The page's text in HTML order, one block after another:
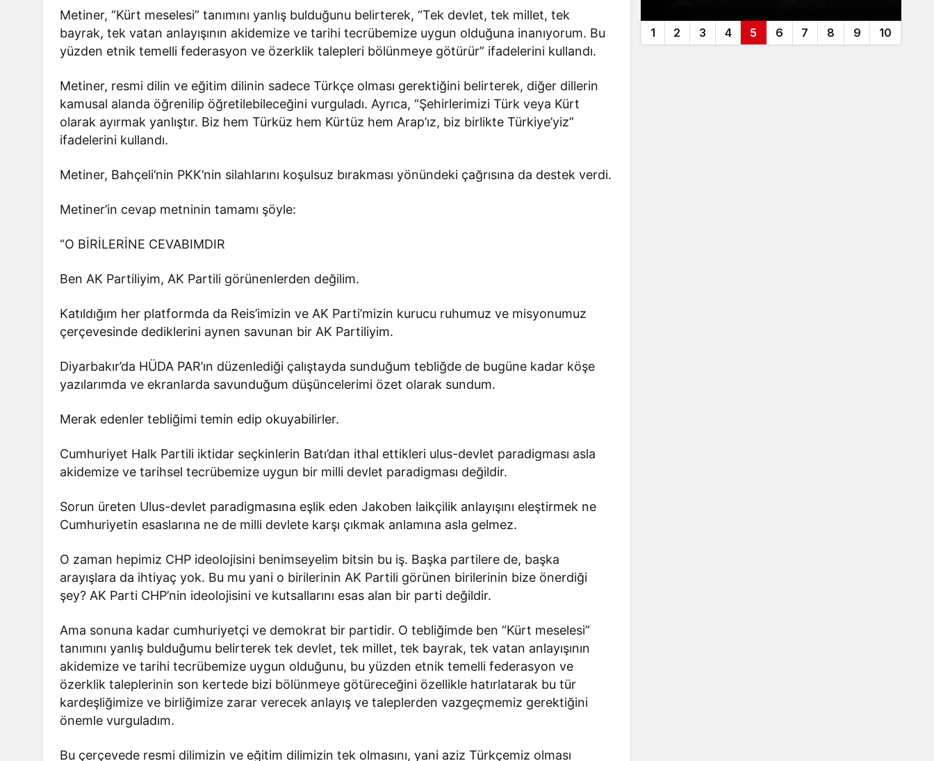
Metiner, “Kürt meselesi” tanımını yanlış bulduğunu belirterek, “Tek devlet, tek millet, tek
bayrak, tek vatan anlayışının akidemize ve tarihi tecrübemize uygun olduğuna inanıyorum. Bu
yüzden etnik temelli federasyon ve özerklik talepleri bölünmeye götürür” ifadelerini kullandı.
Metiner, resmi dilin ve eğitim dilinin sadece Türkçe olması gerektiğini belirterek, diğer dillerin
kamusal alanda öğrenilip öğretilebileceğini vurguladı. Ayrıca, “Şehirlerimizi Türk veya Kürt
olarak ayırmak yanlıştır. Biz hem Türküz hem Kürtüz hem Arap’ız, biz birlikte Türkiye’yiz”
ifadelerini kullandı.
Metiner, Bahçeli’nin PKK’nin silahlarını koşulsuz bırakması yönündeki çağrısına da destek verdi.
Metiner’in cevap metninin tamamı şöyle:
“O BİRİLERİNE CEVABIMDIR
Ben AK Partiliyim, AK Partili görünenlerden değilim.
Katıldığım her platformda da Reis’imizin ve AK Parti’mizin kurucu ruhumuz ve misyonumuz
çerçevesinde dediklerini aynen savunan bir AK Partiliyim.
Diyarbakır’da HÜDA PAR’ın düzenlediği çalıştayda sunduğum tebliğde de bugüne kadar köşe
yazılarımda ve ekranlarda savunduğum düşüncelerimi özet olarak sundum.
Merak edenler tebliğimi temin edip okuyabilirler.
Cumhuriyet Halk Partili iktidar seçkinlerin Batı’dan ithal ettikleri ulus-devlet paradigması asla
akidemize ve tarihsel tecrübemize uygun bir milli devlet paradigması değildir.
Sorun üreten Ulus-devlet paradigmasına eşlik eden Jakoben laikçilik anlayışını eleştirmek ne
Cumhuriyetin esaslarına ne de milli devlete karşı çıkmak anlamına asla gelmez.
O zaman hepimiz CHP ideolojisini benimseyelim bitsin bu iş. Başka partilere de, başka
arayışlara da ihtiyaç yok. Bu mu yani o birilerinin AK Partili görünen birilerinin bize önerdiği
şey? AK Parti CHP’nin ideolojisini ve kutsallarını esas alan bir parti değildir.
Ama sonuna kadar cumhuriyetçi ve demokrat bir partidir. O tebliğimde ben “Kürt meselesi”
tanımını yanlış bulduğumu belirterek tek devlet, tek millet, tek bayrak, tek vatan anlayışının
akidemize ve tarihi tecrübemize uygun olduğunu, bu yüzden etnik temelli federasyon ve
özerklik taleplerinin son kertede bizi bölünmeye götüreceğini özellikle hatırlatarak bu tür
kardeşliğimize ve birliğimize zarar verecek anlayış ve taleplerden vazgeçmemiz gerektiğini
önemle vurguladım.
Bu çerçevede resmi dilimizin ve eğitim dilimizin tek olmasını, yani aziz Türkçemiz olması
1 2 3 4 5 6 7 8 9 10